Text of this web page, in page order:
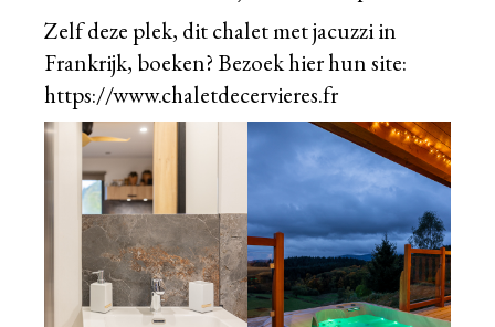
Zelf deze plek, dit chalet met jacuzzi in
Frankrijk, boeken? Bezoek hier hun site:
https://www.chaletdecervieres.fr